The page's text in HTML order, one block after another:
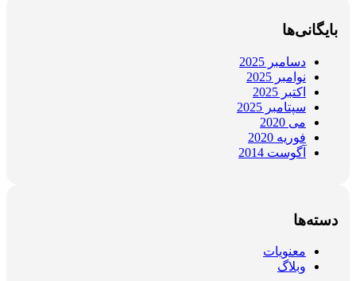
دسامبر 2025
نوامبر 2025
اکتبر 2025
سپتامبر 2025
می 2020
فوریه 2020
آگوست 2014
معنویات
وبلاگ